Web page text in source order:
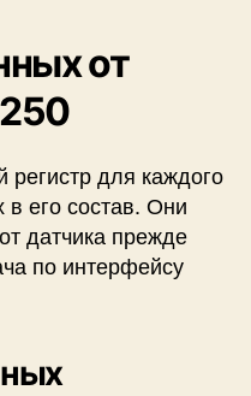
от
регистр для каждого
в его состав. Они
датчика прежде
по интерфейсу